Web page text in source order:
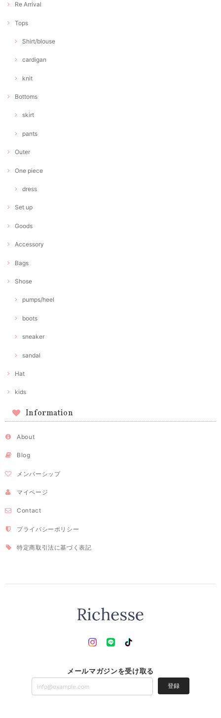
Re Arrival
Tops
Shirt/blouse
cardigan
knit
Bottoms
skirt
pants
Outer
One piece
dress
Set up
Goods
Accessory
Bags
Shose
pumps/heel
boots
sneaker
sandal
Hat
kids
Information
About
Blog
メンバーシップ
マイページ
Contact
プライバシーポリシー
特定商取引法に基づく表記
メールマガジンを受け取る
登録